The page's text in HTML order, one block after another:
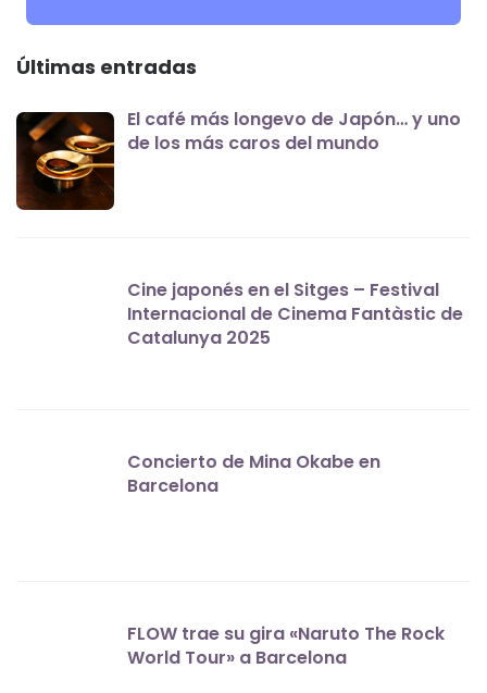
Últimas entradas
El café más longevo de Japón… y uno
de los más caros del mundo
Cine japonés en el Sitges – Festival
Internacional de Cinema Fantàstic de
Catalunya 2025
Concierto de Mina Okabe en
Barcelona
FLOW trae su gira «Naruto The Rock
World Tour» a Barcelona